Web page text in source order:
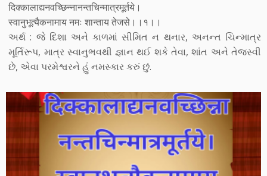
दिक्कालाद्यनवच्छिन्नानन्तचिन्मात्रमूर्तये।
स्वानुभूत्यैकनामाय नमः शान्ताय तेजसे।।१।।
અર્થ : જે દિશા અને કાળમાં સીમિત ન થનાર, અનન્ત ચિન્માત્ર
મૂર્તિરૂપ, માત્ર સ્વાનુભવથી જ્ઞાન થઈ શકે તેવા, શાંત અને તેજસ્વી
છે, એવા પરમેશ્વરને હું નમસ્કાર કરું છું.